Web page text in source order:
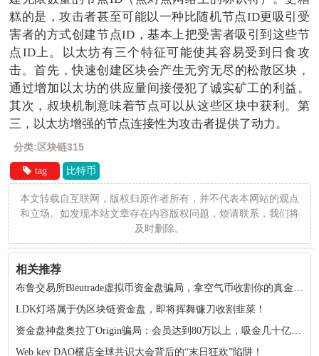
糕的是，攻击者甚至可能以一种比随机节点ID更吸引受
害者的方式创建节点ID，基本上把受害者吸引到这些节
点ID上。以太坊有三个特征可能使其容易受到日食攻
击。首先，快速创建区块会产生无穷无尽的松散区块，
通过增加以太坊的供应量间接侵犯了诚实矿工的利益。
其次，叔块机制意味着节点可以从这些区块中获利。第
三，以太坊增强的节点连接性为攻击者提供了动力。
分类:区块链315
tag 比特币
本文转载自互联网，版权归原作者所有，并不代表本网站的观点
和立场。如发现本站文章存在内容版权问题，烦请联系，我们将
及时删除。
相关推荐
布鲁交易所Bleutrade虚拟币资金盘骗局，拿空气币收割你的真金白银！
LDK灯塔属于伪区块链资金盘，即将挥舞镰刀收割韭菜！
资金盘神盘奥拉丁Origin骗局：会员达到80万以上，吸金几十亿！项目方收割完毕！
Web key DAO横店全球共识大会背后的“末日狂欢”陷阱！